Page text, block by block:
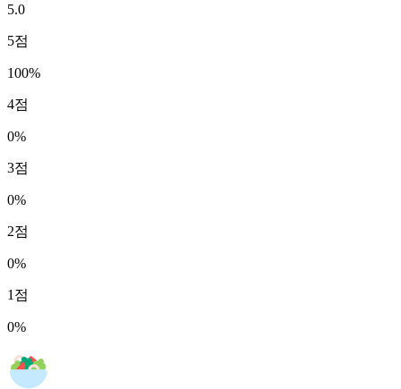
5.0
5점
100%
4점
0%
3점
0%
2점
0%
1 점
0%